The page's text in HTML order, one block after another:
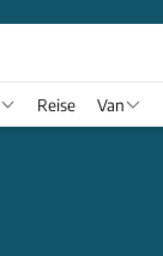
Reise Van